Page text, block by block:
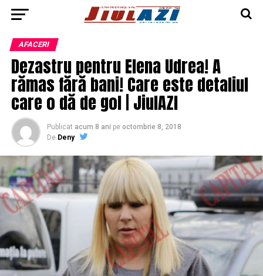
AFACERI
Dezastru pentru Elena Udrea! A
rămas fără bani! Care este detaliul
care o dă de gol | JiulAZI
Publicat acum 8 ani pe octombrie 8, 2018
De Deny